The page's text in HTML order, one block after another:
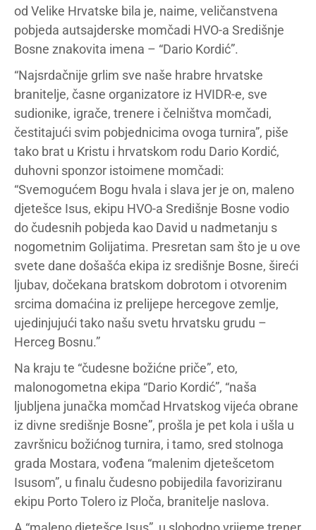
od Velike Hrvatske bila je, naime, veličanstvena
pobjeda autsajderske momčadi HVO-a Središnje
Bosne znakovita imena – “Dario Kordić”.
“Najsrdačnije grlim sve naše hrabre hrvatske
branitelje, časne organizatore iz HVIDR-e, sve
sudionike, igrače, trenere i čelništva momčadi,
čestitajući svim pobjednicima ovoga turnira”, piše
tako brat u Kristu i hrvatskom rodu Dario Kordić,
duhovni sponzor istoimene momčadi:
“Svemogućem Bogu hvala i slava jer je on, maleno
djetešce Isus, ekipu HVO-a Središnje Bosne vodio
do čudesnih pobjeda kao David u nadmetanju s
nogometnim Golijatima. Presretan sam što je u ove
svete dane došašća ekipa iz središnje Bosne, šireći
ljubav, dočekana bratskom dobrotom i otvorenim
srcima domaćina iz prelijepe hercegove zemlje,
ujedinjujući tako našu svetu hrvatsku grudu –
Herceg Bosnu.”
Na kraju te “čudesne božićne priče”, eto,
malonogometna ekipa “Dario Kordić”, “naša
ljubljena junačka momčad Hrvatskog vijeća obrane
iz divne središnje Bosne”, prošla je pet kola i ušla u
završnicu božićnog turnira, i tamo, sred stolnoga
grada Mostara, vođena “malenim djetešcetom
Isusom”, u finalu čudesno pobijedila favoriziranu
ekipu Porto Tolero iz Ploča, branitelje naslova.